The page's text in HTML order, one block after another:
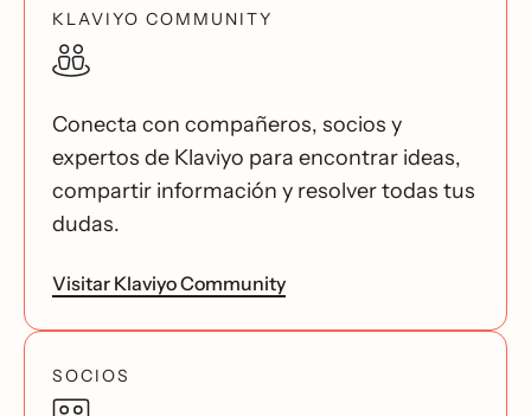
KLAVIYO COMMUNITY
Conecta con compañeros, socios y
expertos de Klaviyo para encontrar ideas,
compartir información y resolver todas tus
dudas.
Visitar Klaviyo Community
SOCIOS